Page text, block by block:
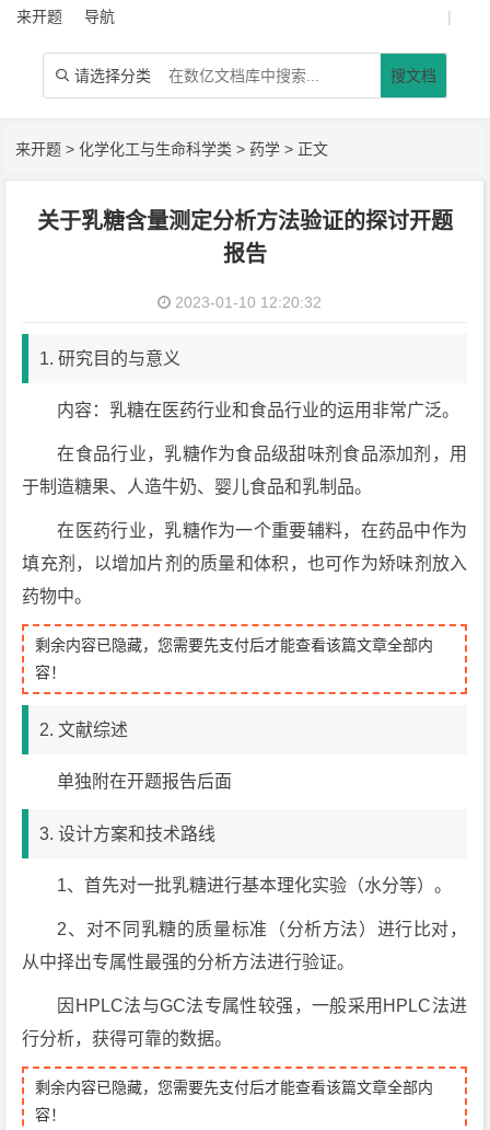
来开题 导航 |
 请选择分类 搜文档
来开题 >化学化工与生命科学类 > 药学 > 正文
关于乳糖含量测定分析方法验证的探讨开题
报告
2023-01-10 12:20:32
1. 研究目的与意义
内容：乳糖在医药行业和食品行业的运用非常广泛。
在食品行业，乳糖作为食品级甜味剂食品添加剂，用
于制造糖果、人造牛奶、婴儿食品和乳制品。
在医药行业，乳糖作为一个重要辅料，在药品中作为
填充剂，以增加片剂的质量和体积，也可作为矫味剂放入
药物中。
剩余内容已隐藏，您需要先支付后才能查看该篇文章全部内
容！
2. 文献综述
单独附在开题报告后面
3. 设计方案和技术路线
1、首先对一批乳糖进行基本理化实验（水分等）。
2、对不同乳糖的质量标准（分析方法）进行比对，
从中择出专属性最强的分析方法进行验证。
因HPLC法与GC法专属性较强，一般采用HPLC法进
行分析，获得可靠的数据。
剩余内容已隐藏，您需要先支付后才能查看该篇文章全部内
容！